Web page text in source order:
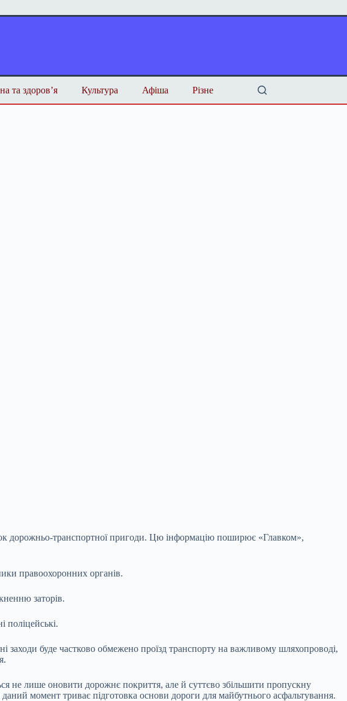
та здоров’я Культура Афіша Різне
дорожньо-транспортної пригоди. Цю інформацію поширює «Главком»,
правоохоронних органів.
заторів.
поліцейські.
буде частково обмежено проїзд транспорту на важливому шляхопроводі,
не лише оновити дорожнє покриття, але й суттєво збільшити пропускну
момент триває підготовка основи дороги для майбутнього асфальтування.